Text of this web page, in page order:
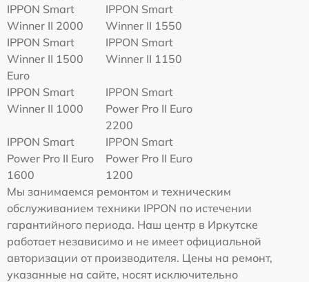
IPPON Smart
Winner II 2000
IPPON Smart
Winner II 1550
IPPON Smart
Winner II 1500
Euro
IPPON Smart
Winner II 1150
IPPON Smart
Winner II 1000
IPPON Smart
Power Pro II Euro
2200
IPPON Smart
Power Pro II Euro
1600
IPPON Smart
Power Pro II Euro
1200
Мы занимаемся ремонтом и техническим
обслуживанием техники IPPON по истечении
гарантийного периода. Наш центр в Иркутске
работает независимо и не имеет официальной
авторизации от производителя. Цены на ремонт,
указанные на сайте, носят исключительно